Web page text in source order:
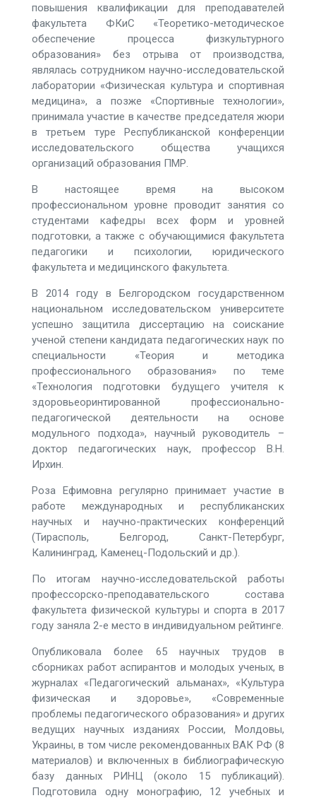
повышения квалификации для преподавателей
факультета ФКиС «Теоретико-методическое
обеспечение процесса физкультурного
образования» без отрыва от производства,
являлась сотрудником научно-исследовательской
лаборатории «Физическая культура и спортивная
медицина», а позже «Спортивные технологии»,
принимала участие в качестве председателя жюри
в третьем туре Республиканской конференции
исследовательского общества учащихся
организаций образования ПМР.
В настоящее время на высоком
профессиональном уровне проводит занятия со
студентами кафедры всех форм и уровней
подготовки, а также с обучающимися факультета
педагогики и психологии, юридического
факультета и медицинского факультета.
В 2014 году в Белгородском государственном
национальном исследовательском университете
успешно защитила диссертацию на соискание
ученой степени кандидата педагогических наук по
специальности «Теория и методика
профессионального образования» по теме
«Технология подготовки будущего учителя к
здоровьеоринтированной профессионально-
педагогической деятельности на основе
модульного подхода», научный руководитель –
доктор педагогических наук, профессор В.Н.
Ирхин.
Роза Ефимовна регулярно принимает участие в
работе международных и республиканских
научных и научно-практических конференций
(Тирасполь, Белгород, Санкт-Петербург,
Калининград, Каменец-Подольский и др.).
По итогам научно-исследовательской работы
профессорско-преподавательского состава
факультета физической культуры и спорта в 2017
году заняла 2-е место в индивидуальном рейтинге.
Опубликовала более 65 научных трудов в
сборниках работ аспирантов и молодых ученых, в
журналах «Педагогический альманах», «Культура
физическая и здоровье», «Современные
проблемы педагогического образования» и других
ведущих научных изданиях России, Молдовы,
Украины, в том числе рекомендованных ВАК РФ (8
материалов) и включенных в библиографическую
базу данных РИНЦ (около 15 публикаций).
Подготовила одну монографию, 12 учебных и